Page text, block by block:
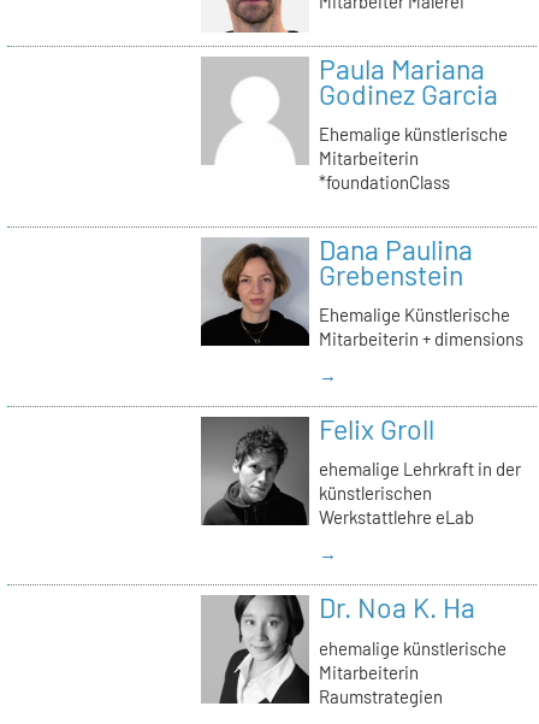
Paula Mariana
Godinez Garcia
Ehemalige künstlerische
Mitarbeiterin
*foundationClass
Dana Paulina
Grebenstein
Ehemalige Künstlerische
Mitarbeiterin + dimensions
→
Felix Groll
ehemalige Lehrkraft in der
künstlerischen
Werkstattlehre eLab
→
Dr. Noa K. Ha
ehemalige künstlerische
Mitarbeiterin
Raumstrategien